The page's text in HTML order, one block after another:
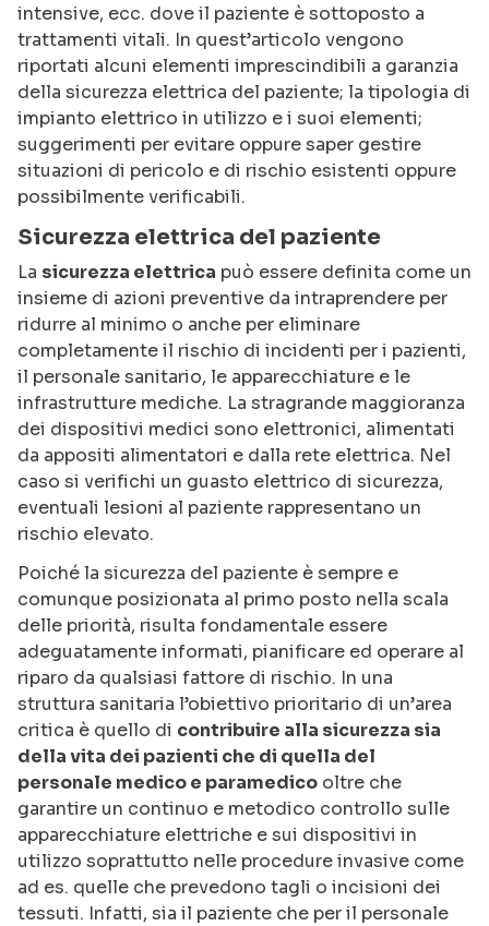
intensive, ecc. dove il paziente è sottoposto a
trattamenti vitali. In quest’articolo vengono
riportati alcuni elementi imprescindibili a garanzia
della sicurezza elettrica del paziente; la tipologia di
impianto elettrico in utilizzo e i suoi elementi;
suggerimenti per evitare oppure saper gestire
situazioni di pericolo e di rischio esistenti oppure
possibilmente verificabili.
Sicurezza elettrica del paziente
La sicurezza elettrica può essere definita come un
insieme di azioni preventive da intraprendere per
ridurre al minimo o anche per eliminare
completamente il rischio di incidenti per i pazienti,
il personale sanitario, le apparecchiature e le
infrastrutture mediche. La stragrande maggioranza
dei dispositivi medici sono elettronici, alimentati
da appositi alimentatori e dalla rete elettrica. Nel
caso si verifichi un guasto elettrico di sicurezza,
eventuali lesioni al paziente rappresentano un
rischio elevato.
Poiché la sicurezza del paziente è sempre e
comunque posizionata al primo posto nella scala
delle priorità, risulta fondamentale essere
adeguatamente informati, pianificare ed operare al
riparo da qualsiasi fattore di rischio. In una
struttura sanitaria l’obiettivo prioritario di un’area
critica è quello di contribuire alla sicurezza sia
della vita dei pazienti che di quella del
personale medico e paramedico oltre che
garantire un continuo e metodico controllo sulle
apparecchiature elettriche e sui dispositivi in
utilizzo soprattutto nelle procedure invasive come
ad es. quelle che prevedono tagli o incisioni dei
tessuti. Infatti, sia il paziente che per il personale